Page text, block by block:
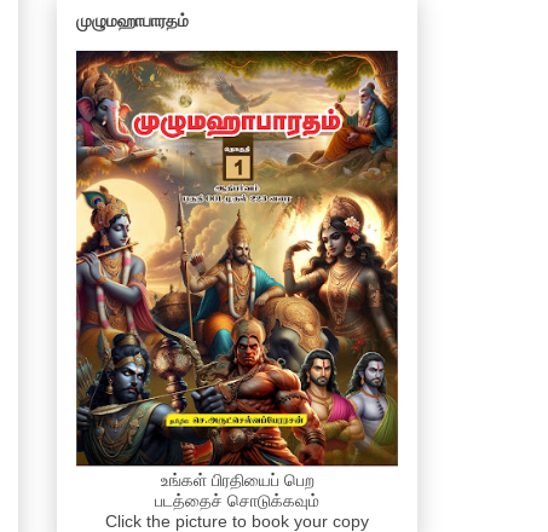
முழுமஹாபாரதம்
உங்கள் பிரதியைப் பெற
படத்தைச் சொடுக்கவும்
Click the picture to book your copy